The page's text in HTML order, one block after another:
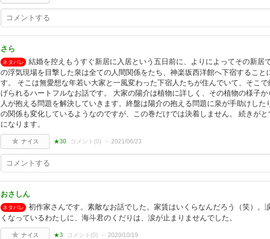
さら
ネタバレ
結婚を控えもうすぐ新居に入居という五日前に、よりによってその新居
の浮気現場を目撃した泉は全ての人間関係をたち、神楽坂西洋館へ下宿すること
す。 そこは無愛想な年若い大家と一風変わった下宿人たちが住んでいて、そこで
げられるハートフルなお話です。 大家の陽介は植物に詳しく、その植物の様子か
人が抱える問題を解決していきます。終盤は陽介の抱える問題に泉が手助けした
の関係も変化しているようなのですが、この巻だけでは決着しません。 続きがと
になります。
ナイス ★30 コメント(0) 2021/06/23
おさしん
ネタバレ
初作家さんです。素敵なお話でした。家賃はいくらなんだろう（笑）。
くなっているわたしに、海斗君のくだりは、涙が止まりませんでした。
ナイス ★3 コメント(0) 2020/10/19